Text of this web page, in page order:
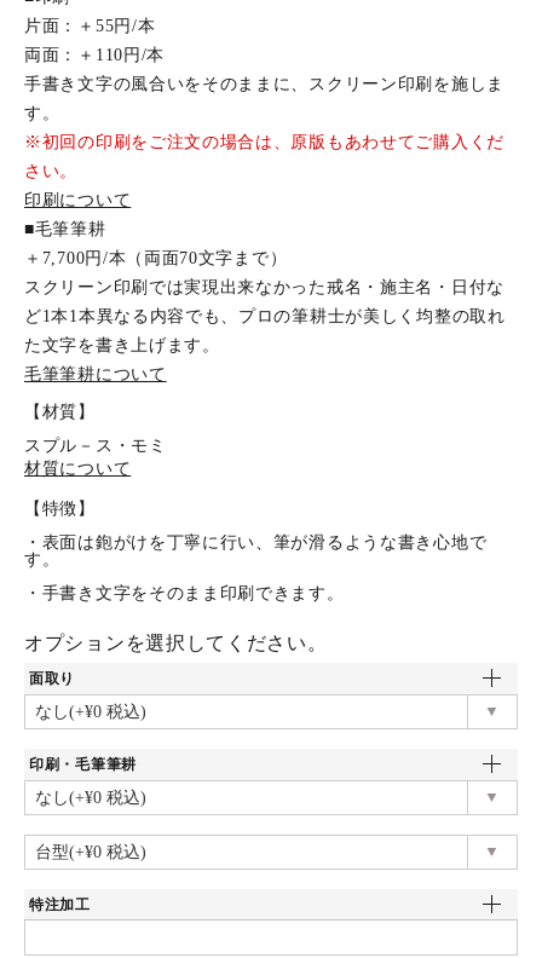
片面：＋55円/本
両面：＋110円/本
手書き文字の風合いをそのままに、スクリーン印刷を施しま
す。
※初回の印刷をご注文の場合は、原版もあわせてご購入くだ
さい。
印刷について
■毛筆筆耕
＋7,700円/本（両面70文字まで）
スクリーン印刷では実現出来なかった戒名・施主名・日付な
ど1本1本異なる内容でも、プロの筆耕士が美しく均整の取れ
た文字を書き上げます。
毛筆筆耕について
【材質】
スプル－ス・モミ
材質について
【特徴】
・表面は鉋がけを丁寧に行い、筆が滑るような書き心地で
す。
・手書き文字をそのまま印刷できます。
オプションを選択してください。
面取り
印刷・毛筆筆耕
特注加工